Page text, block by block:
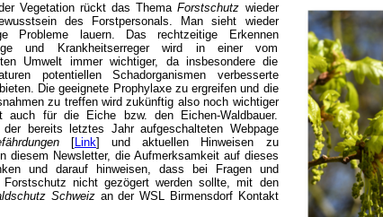
Vegetation rückt das ThemaForstschutz wieder
des Forstpersonals. Man sieht wieder
Probleme lauern. Das rechtzeitige Erkennen
und Krankheitserreger wird in einer vom
Umwelt immer wichtiger, da insbesondere die
potentiellen Schadorganismen verbesserte
Die geeignete Prophylaxe zu ergreifen und die
zu treffen wird zukünftig also noch wichtiger
für die Eiche bzw. den Eichen-Waldbauer.
bereits letztes Jahr aufgeschalteten Webpage
[Link] und aktuellen Hinweisen zu
diesem Newsletter, die Aufmerksamkeit auf dieses
und darauf hinweisen, dass bei Fragen und
Forstschutz nicht gezögert werden sollte, mit den
Schweizan der WSL Birmensdorf Kontakt